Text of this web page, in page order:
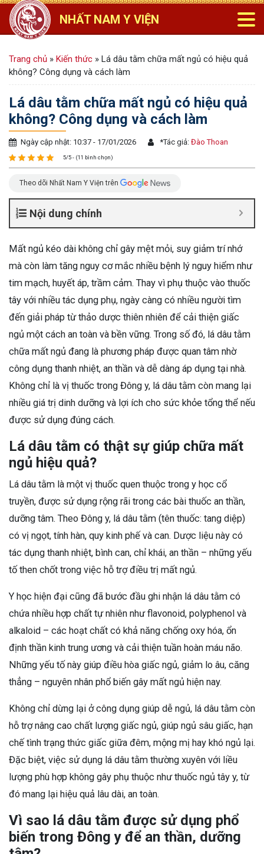
NHẤT NAM Y VIỆN
Trang chủ » Kiến thức » Lá dâu tằm chữa mất ngủ có hiệu quả
không? Công dụng và cách làm
Lá dâu tằm chữa mất ngủ có hiệu quả
không? Công dụng và cách làm
Ngày cập nhật: 10:37 - 17/01/2026 *Tác giả: Đào Thoan
5/5 - (11 bình chọn)
Theo dõi Nhất Nam Y Viện trên
Nội dung chính
Mất ngủ kéo dài không chỉ gây mệt mỏi, suy giảm trí nhớ
mà còn làm tăng nguy cơ mắc nhiều bệnh lý nguy hiểm như
tim mạch, huyết áp, trầm cảm. Thay vì phụ thuộc vào thuốc
tây với nhiều tác dụng phụ, ngày càng có nhiều người tìm
đến giải pháp từ thảo dược thiên nhiên để cải thiện giấc
ngủ một cách an toàn và bền vững. Trong số đó, lá dâu tằm
chữa mất ngủ đang là phương pháp được quan tâm nhờ
công dụng thanh nhiệt, an thần và dễ dàng áp dụng tại nhà.
Không chỉ là vị thuốc trong Đông y, lá dâu tằm còn mang lại
nhiều giá trị dinh dưỡng và lợi ích cho sức khỏe tổng thể nếu
được sử dụng đúng cách.
Lá dâu tằm có thật sự giúp chữa mất
ngủ hiệu quả?
Lá dâu tằm là một vị thuốc quen thuộc trong y học cổ
truyền, được sử dụng rộng rãi trong các bài thuốc an thần,
dưỡng tâm. Theo Đông y, lá dâu tằm (tên thuốc: tang diệp)
có vị ngọt, tính hàn, quy kinh phế và can. Dược liệu này có
tác dụng thanh nhiệt, bình can, chỉ khái, an thần – những yếu
tố then chốt trong việc hỗ trợ điều trị mất ngủ.
Y học hiện đại cũng đã bước đầu ghi nhận lá dâu tằm có
chứa nhiều hợp chất tự nhiên như flavonoid, polyphenol và
alkaloid – các hoạt chất có khả năng chống oxy hóa, ổn
định thần kinh trung ương và cải thiện tuần hoàn máu não.
Những yếu tố này giúp điều hòa giấc ngủ, giảm lo âu, căng
thẳng – nguyên nhân phổ biến gây mất ngủ hiện nay.
Không chỉ dừng lại ở công dụng giúp dễ ngủ, lá dâu tằm còn
hỗ trợ nâng cao chất lượng giấc ngủ, giúp ngủ sâu giấc, hạn
chế tình trạng thức giấc giữa đêm, mộng mị hay khó ngủ lại.
Đặc biệt, việc sử dụng lá dâu tằm thường xuyên với liều
lượng phù hợp không gây phụ thuộc như thuốc ngủ tây y, từ
đó mang lại hiệu quả lâu dài, an toàn.
Vì sao lá dâu tằm được sử dụng phổ
biến trong Đông y để an thần, dưỡng